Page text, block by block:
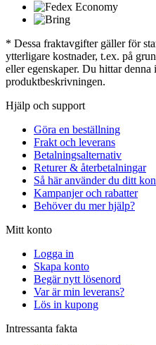
* Dessa fraktavgifter gäller för
ytterligare kostnader, t.ex. på
eller egenskaper. Du hittar
produktbeskrivningen.
Hjälp och support
Göra en beställning
Frakt och leverans
Betalningsalternativ
Returer & återbetalningar
Så här använder du ditt
Kampanjer och rabatter
Behöver du mer hjälp?
Mitt konto
Logga in
Skapa konto
Begär nytt lösenord
Var är min leverans?
Lös in kupong
Intressanta fakta